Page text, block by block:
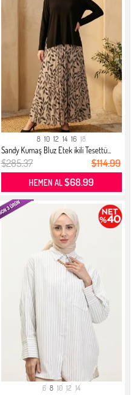
8 10 12 14 16 18
Sandy Kumaş Bluz Etek ikili Tesettü...
$285.37 $114.99
HEMEN AL$68.99
6 8 10 12 14